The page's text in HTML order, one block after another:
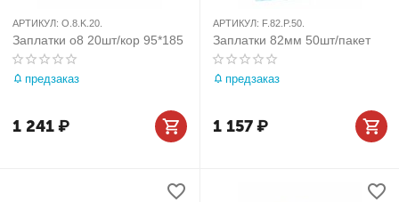
АРТИКУЛ: O.8.K.20.
Заплатки о8 20шт/кор 95*185
предзаказ
1 241₽
АРТИКУЛ: F.82.P.50.
Заплатки 82мм 50шт/пакет
предзаказ
1 157₽